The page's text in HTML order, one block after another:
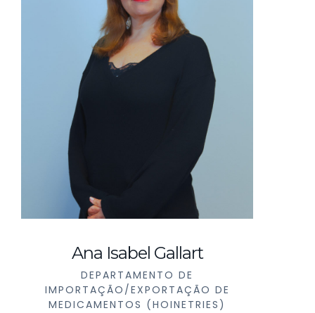
Ana Isabel Gallart
DEPARTAMENTO DE
IMPORTAÇÃO/EXPORTAÇÃO DE
MEDICAMENTOS (HOINETRIES)